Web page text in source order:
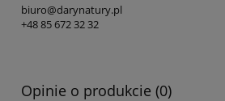
biuro@darynatury.pl
+48 85 672 32 32
Opinie o produkcie (0)